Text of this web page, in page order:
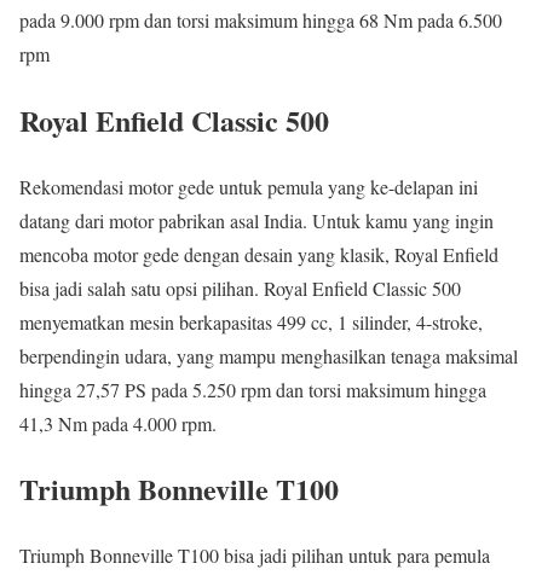
pada 9.000 rpm dan torsi maksimum hingga 68 Nm pada 6.500
rpm
Royal Enfield Classic 500
Rekomendasi motor gede untuk pemula yang ke-delapan ini
datang dari motor pabrikan asal India. Untuk kamu yang ingin
mencoba motor gede dengan desain yang klasik, Royal Enfield
bisa jadi salah satu opsi pilihan. Royal Enfield Classic 500
menyematkan mesin berkapasitas 499 cc, 1 silinder, 4-stroke,
berpendingin udara, yang mampu menghasilkan tenaga maksimal
hingga 27,57 PS pada 5.250 rpm dan torsi maksimum hingga
41,3 Nm pada 4.000 rpm.
Triumph Bonneville T100
Triumph Bonneville T100 bisa jadi pilihan untuk para pemula